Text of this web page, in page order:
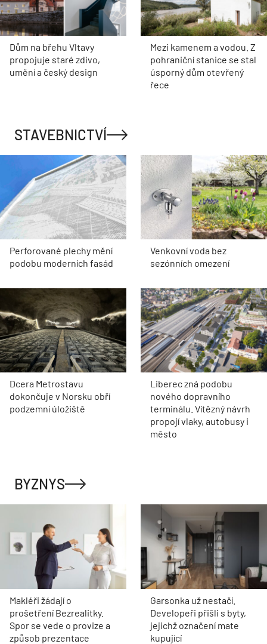
Dům na břehu Vltavy
propojuje staré zdivo,
umění a český design
Mezi kamenem a vodou. Z
pohraniční stanice se stal
úsporný dům otevřený
řece
STAVEBNICTVÍ
Perforované plechy mění
podobu moderních fasád
Venkovní voda bez
sezónních omezení
Dcera Metrostavu
dokončuje v Norsku obří
podzemní úložiště
Liberec zná podobu
nového dopravního
terminálu. Vítězný návrh
propojí vlaky, autobusy i
město
BYZNYS
Makléři žádají o
prošetření Bezrealitky.
Spor se vede o provize a
způsob prezentace
Garsonka už nestačí.
Developeři přišli s byty,
jejichž označení mate
kupující